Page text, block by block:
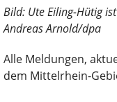
Bild: Ute Eiling-Hütig
Andreas Arnold/dpa
Alle Meldungen,
dem Mittelrhein-